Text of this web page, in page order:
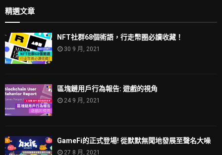
精選文章
NFT社群68個術語，行走幣圈必讀收藏！
30 9 月, 2021
區塊鏈用戶行為報告: 遊戲的視角
24 9 月, 2021
GameFi的正式登場! 從默默無聞地發展至聲名大噪
27 8 月, 2021